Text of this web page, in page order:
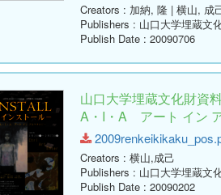
Creators : 加納, 隆 | 横山, 成
Publishers : 山口大学埋蔵文
Publish Date : 20090706
山口大学埋蔵文化財資
A・I・A アート イン
Creators : 横山,成己
Publishers : 山口大学埋蔵文
Publish Date : 20090202